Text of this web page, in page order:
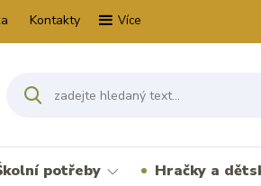
Kontakty Více
potřeby Hračky a